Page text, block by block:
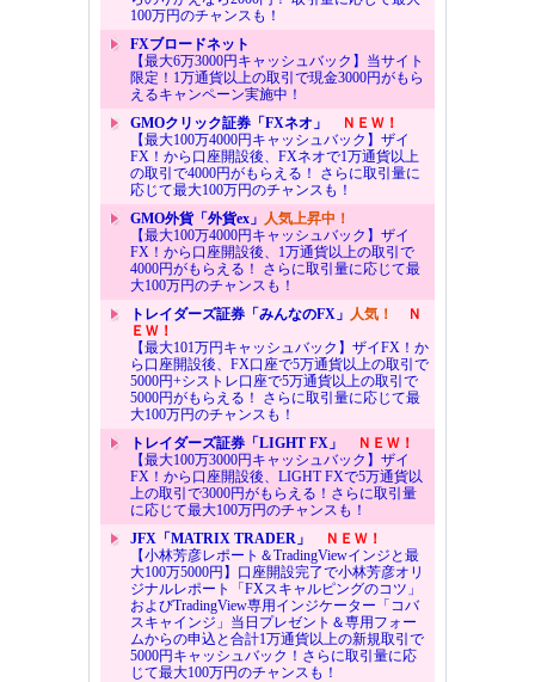
100万円のチャンスも！
FXブロードネット
【最大6万3000円キャッシュバック】当サイト
限定！1万通貨以上の取引で現金3000円がもら
えるキャンペーン実施中！
GMOクリック証券「FXネオ」
ＮＥＷ！
【最大100万4000円キャッシュバック】ザイ
FX！から口座開設後、FXネオで1万通貨以上
の取引で4000円がもらえる！ さらに取引量に
応じて最大100万円のチャンスも！
GMO外貨「外貨ex」 人気上昇中！
【最大100万4000円キャッシュバック】ザイ
FX！から口座開設後、1万通貨以上の取引で
4000円がもらえる！ さらに取引量に応じて最
大100万円のチャンスも！
トレイダーズ証券「みんなのFX」 人気！
Ｎ
ＥＷ！
【最大101万円キャッシュバック】ザイFX！か
ら口座開設後、FX口座で5万通貨以上の取引で
5000円+シストレ口座で5万通貨以上の取引で
5000円がもらえる！ さらに取引量に応じて最
大100万円のチャンスも！
トレイダーズ証券「LIGHT FX」
ＮＥＷ！
【最大100万3000円キャッシュバック】ザイ
FX！から口座開設後、LIGHT FXで5万通貨以
上の取引で3000円がもらえる！さらに取引量
に応じて最大100万円のチャンスも！
JFX「MATRIX TRADER」
ＮＥＷ！
【小林芳彦レポート＆TradingViewインジと最
大100万5000円】口座開設完了で小林芳彦オリ
ジナルレポート「FXスキャルピングのコツ」
およびTradingView専用インジケーター「コバ
スキャインジ」当日プレゼント＆専用フォー
ムからの申込と合計1万通貨以上の新規取引で
5000円キャッシュバック！さらに取引量に応
じて最大100万円のチャンスも！